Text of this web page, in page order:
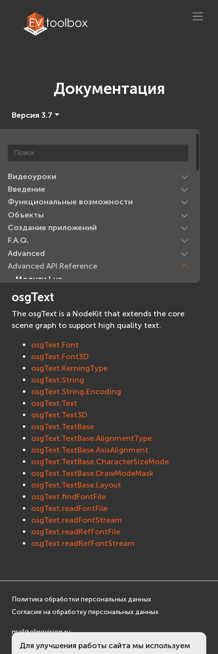
Документация
Версия 3.7
Видеоуроки
Введение
Функциональные возможности
Объекты
Создание приложений
F.A.Q.
Advanced
Advanced API Reference
Модули Lua
Базовые модули (Core)
evar2
evlua
evxml
Граф Сцены (Scene Graph)
EVosg
EVosgAV
EVosgAnimation
EVosgGA
EVosgHMD
EVosgShadow
EVosgText
EVosgUtil
EVosgViewer
osg
osgAnimation
osgDB
osgGA
osgParticle
osgShadow
Физика (Physics)
bullet
Фаиловая система (File System)
osgText
The osgText is a NodeKit that extends the core
scene graph to support high quality text.
osgText.Font
osgText.Font3D
osgText.KerningType
osgText.String
osgText.String.Encoding
osgText.Text
osgText.Text3D
osgText.TextBase
osgText.TextBase.AlignmentType
osgText.TextBase.AxisAlignment
osgText.TextBase.CharacterSizeMode
osgText.TextBase.DrawModeMask
osgText.TextBase.Layout
osgText.findFontFile
osgText.readFontFile
osgText.readFontStream
osgText.readRefFontFile
osgText.readRefFontStream
Политика обработки персональных данных
Согласие на обработку персональных данных
mail@eligovision.ru
+7 (495) 740 08 16
Для улучшения работы сайта мы используем